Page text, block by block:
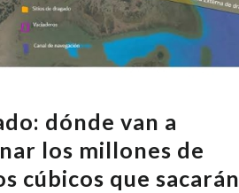
dónde van a
los millones de
cúbicos que sacarán